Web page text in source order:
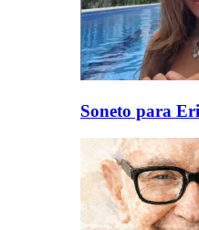
Soneto para